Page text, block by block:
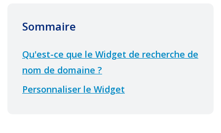
Sommaire
Qu'est-ce que le Widget de recherche de
nom de domaine ?
Personnaliser le Widget